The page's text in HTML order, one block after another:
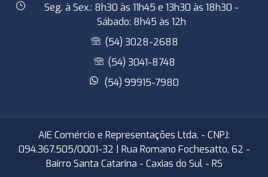
Seg. à Sex.: 8h30 às 11h45 e 13h30 às 18h30 -
Sábado: 8h45 às 12h
(54) 3028-2688
(54) 3041-8748
(54) 99915-7980
AIE Comércio e Representações Ltda. - CNPJ:
094.367.505/0001-32 | Rua Romano Fochesatto, 62 -
Bairro Santa Catarina - Caxias do Sul - RS